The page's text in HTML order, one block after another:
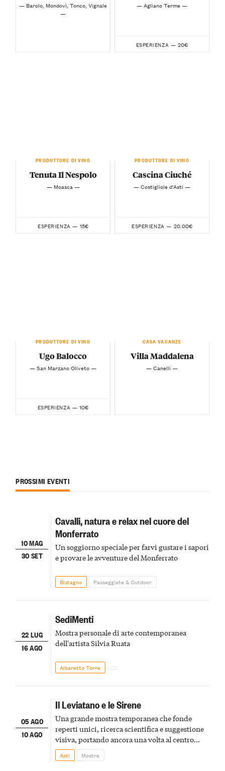
— Barolo, Mondovì, Tonco, Vignale
—
— Agliano Terme —
ESPERIENZA — 20€
PRODUTTORE DI VINO
Tenuta Il Nespolo
— Moasca —
ESPERIENZA — 15€
PRODUTTORE DI VINO
Cascina Ciuché
— Costigliole d’Asti —
ESPERIENZA — 20.00€
PRODUTTORE DI VINO
Ugo Balocco
— San Marzano Oliveto —
ESPERIENZA — 10€
CASA VACANZE
Villa Maddalena
— Canelli —
PROSSIMI EVENTI
10 MAG
30 SET
Cavalli, natura e relax nel cuore del
Monferrato
Un soggiorno speciale per farvi gustare i sapori
e provare le avventure del Monferrato
Bistagno Passeggiate & Outdoor
22 LUG
16 AGO
SediMenti
Mostra personale di arte contemporanea
dell'artista Silvia Ruata
Albaretto Torre
05 AGO
10 AGO
Il Leviatano e le Sirene
Una grande mostra temporanea che fonde
reperti unici, ricerca scientifica e suggestione
visiva, portando ancora una volta al centro
della scena le meraviglie del passato astigiano
Asti Mostre